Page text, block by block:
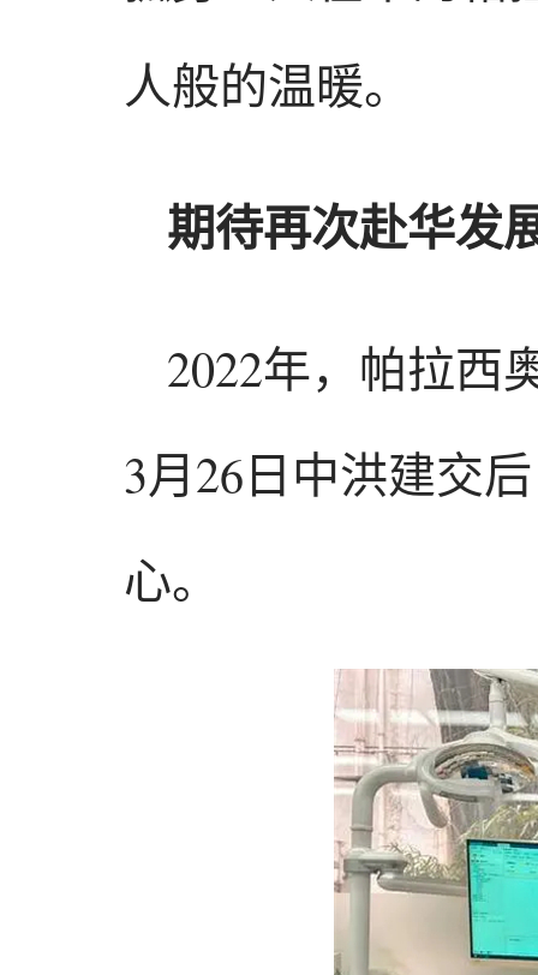
人般的温暖。
期待再次赴华发
2022年，帕拉西
3月26日中洪建交
心。